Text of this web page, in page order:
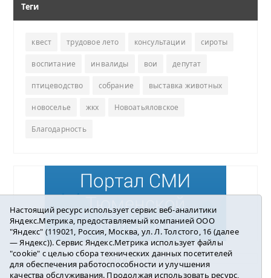
Теги
квест трудовое лето консультации сироты
воспитание инвалиды вои депутат
птицеводство собрание выставка животных
новоселье жкх Новоатьяловское
Благодарность
Погода в Ялуторовске
Настоящий ресурс использует сервис веб-аналитики
Яндекс.Метрика, предоставляемый компанией ООО
"Яндекс" (119021, Россия, Москва, ул. Л. Толстого, 16 (далее
— Яндекс)). Сервис Яндекс.Метрика использует файлы
"cookie" с целью сбора технических данных посетителей
для обеспечения работоспособности и улучшения
качества обслуживания. Продолжая использовать ресурс,